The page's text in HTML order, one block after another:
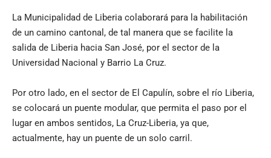
La Municipalidad de Liberia colaborará para la habilitación
de un camino cantonal, de tal manera que se facilite la
salida de Liberia hacia San José, por el sector de la
Universidad Nacional y Barrio La Cruz.
Por otro lado, en el sector de El Capulín, sobre el río Liberia,
se colocará un puente modular, que permita el paso por el
lugar en ambos sentidos, La Cruz-Liberia, ya que,
actualmente, hay un puente de un solo carril.